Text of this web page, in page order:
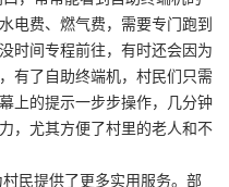
电费、燃气费，需要专门跑到
时间专程前往，有时还会因为
有了自助终端机，村民们只需
上的提示一步步操作，几分钟
，尤其方便了村里的老人和不
提供了更多实用服务。部